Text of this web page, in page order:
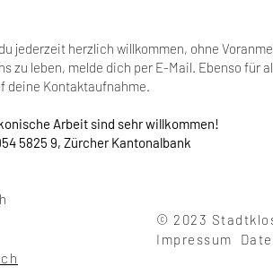
jederzeit herzlich willkommen, ohne
zu leben, melde dich per E-Mail. Ebenso für
deine Kontaktaufnahme.
Arbeit sind sehr willkommen!
5825 9, Zürcher Kantonalbank
© 2023
Impressum